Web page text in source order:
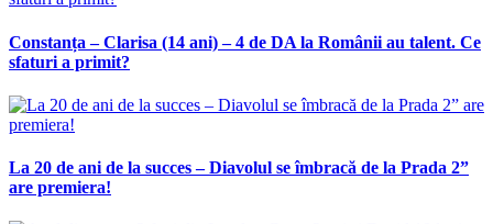
Constanța – Clarisa (14 ani) – 4 de DA la Românii au talent. Ce
sfaturi a primit?
La 20 de ani de la succes – Diavolul se îmbracă de la Prada 2”
are premiera!